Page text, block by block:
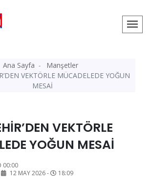
Ana Sayfa
Manşetler
VEKTÖRLE MÜCADELEDE YOĞUN
MESAİ
VEKTÖRLE
YOĞUN MESAİ
00:00
12 MAY 2026 - 18:09